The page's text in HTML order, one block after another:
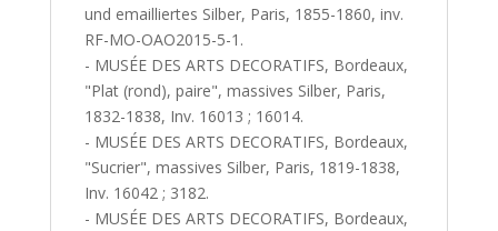
und emailliertes Silber, Paris, 1855-1860, inv.
RF-MO-OAO2015-5-1.
- MUSÉE DES ARTS DECORATIFS, Bordeaux,
"Plat (rond), paire", massives Silber, Paris,
1832-1838, Inv. 16013 ; 16014.
- MUSÉE DES ARTS DECORATIFS, Bordeaux,
"Sucrier", massives Silber, Paris, 1819-1838,
Inv. 16042 ; 3182.
- MUSÉE DES ARTS DECORATIFS, Bordeaux,